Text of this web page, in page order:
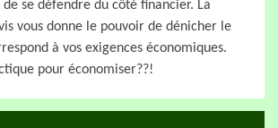
se défendre du côté financier. La
vous donne le pouvoir de dénicher le
à vos exigences économiques.
pour économiser??!